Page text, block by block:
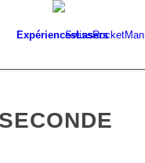
ExpériencesLasers